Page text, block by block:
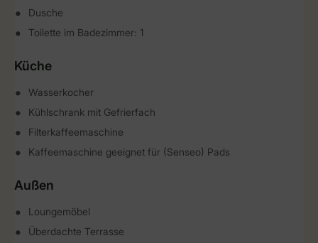
Dusche
Toilette im Badezimmer: 1
Küche
Wasserkocher
Kühlschrank mit Gefrierfach
Filterkaffeemaschine
Kaffeemaschine geeignet für (Senseo) Pads
Außen
Loungemöbel
Überdachte Terrasse